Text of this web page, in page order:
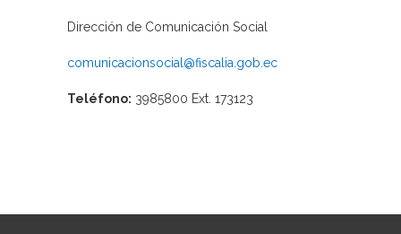
Dirección de Comunicación Social
comunicacionsocial@fiscalia.gob.ec
Teléfono: 3985800 Ext. 173123